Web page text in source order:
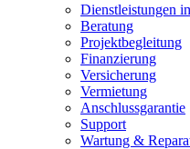
Dienstleistungen
Beratung
Projektbegleitung
Finanzierung
Versicherung
Vermietung
Anschlussgarantie
Support
Wartung &